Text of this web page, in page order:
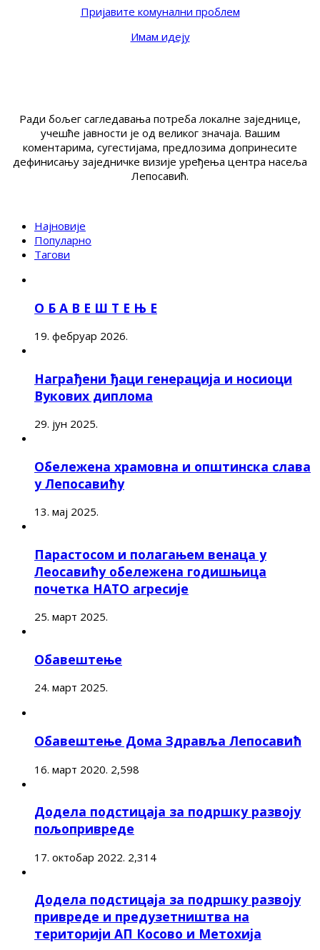
Пријавите комунални проблем
Имам идеју
Ради бољег сагледавања потреба локалне заједнице,
учешће јавности је од великог значаја. Вашим
коментарима, сугестијама, предлозима допринесите
дефинисању заједничке визије уређења центра насеља
Лепосавић.
Најновије
Популарно
Тагови
О Б А В Е Ш Т Е Њ Е
19. фебруар 2026.
Награђени ђаци генерација и носиоци
Вукових диплома
29. јун 2025.
Обележена храмовна и општинска слава
у Лепосавићу
13. мај 2025.
Парастосом и полагањем венаца у
Леосавићу обележена годишњица
почетка НАТО агресије
25. март 2025.
Обавештење
24. март 2025.
Обавештење Дома Здравља Лепосавић
16. март 2020. 2,598
Додела подстицаја за подршку развоју
пољопривреде
17. октобар 2022. 2,314
Додела подстицаја за подршку развоју
привреде и предузетништва на
територији АП Косово и Метохија